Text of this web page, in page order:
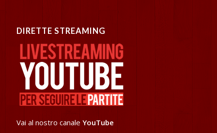
DIRETTE STREAMING
Vai al nostro canale YouTube